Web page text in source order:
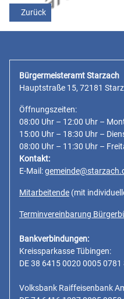
Vorheriger Beitrag:
Zurück
Bürgermeisteramt Starzach
Hauptstraße 15, 72181
Öffnungszeiten:
08:00 Uhr – 12:00 Uhr –
15:00 Uhr – 18:30 Uhr –
08:00 Uhr – 11:30 Uhr –
Kontakt:
E-Mail:
Mitarbeitende (mit
Terminvereinbarung
Bankverbindungen:
Kreissparkasse Tübingen:
DE 38 6415 0020 0005 0781
Volksbank Raiffeisenbank